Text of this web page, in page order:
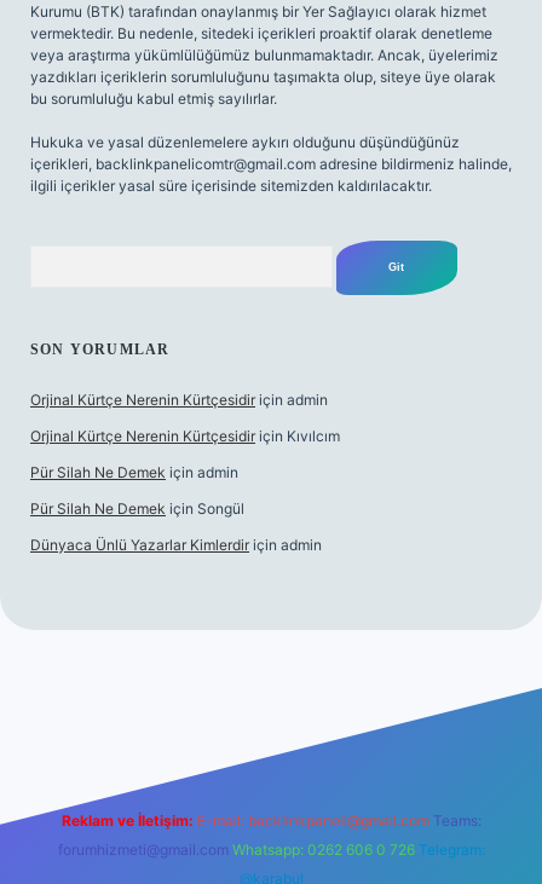
Kurumu (BTK) tarafından onaylanmış bir Yer Sağlayıcı olarak hizmet
vermektedir. Bu nedenle, sitedeki içerikleri proaktif olarak denetleme
veya araştırma yükümlülüğümüz bulunmamaktadır. Ancak, üyelerimiz
yazdıkları içeriklerin sorumluluğunu taşımakta olup, siteye üye olarak
bu sorumluluğu kabul etmiş sayılırlar.
Hukuka ve yasal düzenlemelere aykırı olduğunu düşündüğünüz
içerikleri, backlinkpanelicomtr@gmail.com adresine bildirmeniz halinde,
ilgili içerikler yasal süre içerisinde sitemizden kaldırılacaktır.
SON YORUMLAR
Orjinal Kürtçe Nerenin Kürtçesidir için admin
Orjinal Kürtçe Nerenin Kürtçesidir için Kıvılcım
Pür Silah Ne Demek için admin
Pür Silah Ne Demek için Songül
Dünyaca Ünlü Yazarlar Kimlerdir için admin
Reklam ve İletişim: E-mail: backlinkpaneli@gmail.com Teams:
forumhizmeti@gmail.com Whatsapp: 0262 606 0 726 Telegram:
@karabul